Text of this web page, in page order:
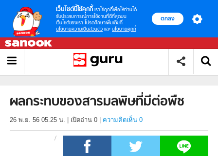
เว็บไซต์นี้ใช้คุกกี้ เราใช้คุกกี้เพื่อให้ท่านได้
รับประสบการณ์การใช้งานที่ดีที่สุดบน
เว็บไซต์ของเรา โปรดศึกษาเพิ่มเติมที่
นโยบายความเป็นส่วนตัว และ นโยบายคุกกี้
ตกลง
ผลกระทบของสารมลพิษที่มีต่อพืช
26 พ.ย. 56 05.25 น. เปิดอ่าน 0 ความคิดเห็น 0